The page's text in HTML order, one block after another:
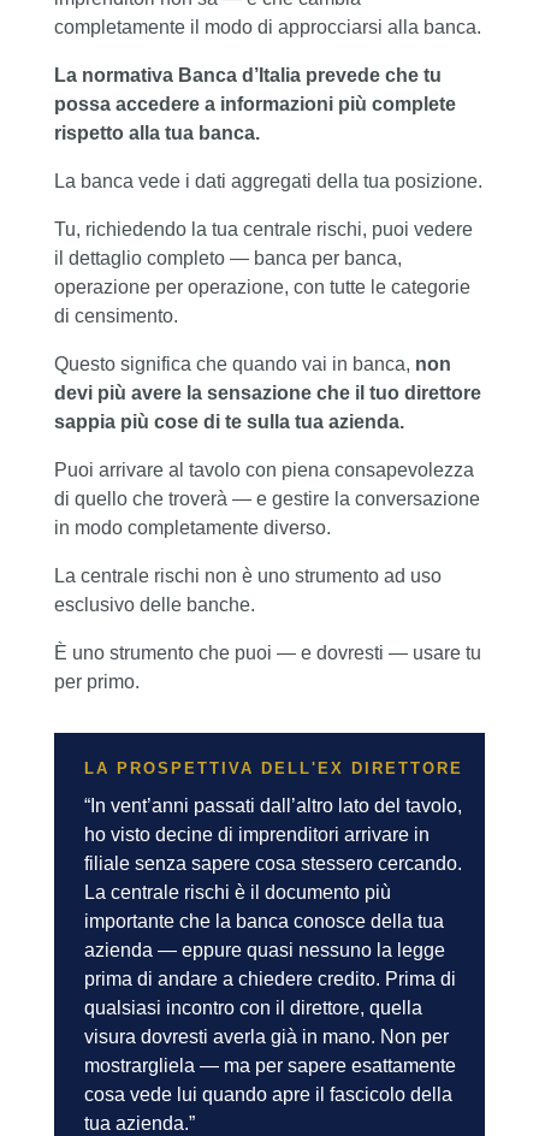
completamente il modo di approcciarsi alla banca.
La normativa Banca d’Italia prevede che tu
possa accedere a informazioni più complete
rispetto alla tua banca.
La banca vede i dati aggregati della tua posizione.
Tu, richiedendo la tua centrale rischi, puoi vedere
il dettaglio completo — banca per banca,
operazione per operazione, con tutte le categorie
di censimento.
Questo significa che quando vai in banca, non
devi più avere la sensazione che il tuo direttore
sappia più cose di te sulla tua azienda.
Puoi arrivare al tavolo con piena consapevolezza
di quello che troverà — e gestire la conversazione
in modo completamente diverso.
La centrale rischi non è uno strumento ad uso
esclusivo delle banche.
È uno strumento che puoi — e dovresti — usare tu
per primo.
LA PROSPETTIVA DELL'EX DIRETTORE
“In vent’anni passati dall’altro lato del tavolo,
ho visto decine di imprenditori arrivare in
filiale senza sapere cosa stessero cercando.
La centrale rischi è il documento più
importante che la banca conosce della tua
azienda — eppure quasi nessuno la legge
prima di andare a chiedere credito. Prima di
qualsiasi incontro con il direttore, quella
visura dovresti averla già in mano. Non per
mostrargliela — ma per sapere esattamente
cosa vede lui quando apre il fascicolo della
tua azienda.”